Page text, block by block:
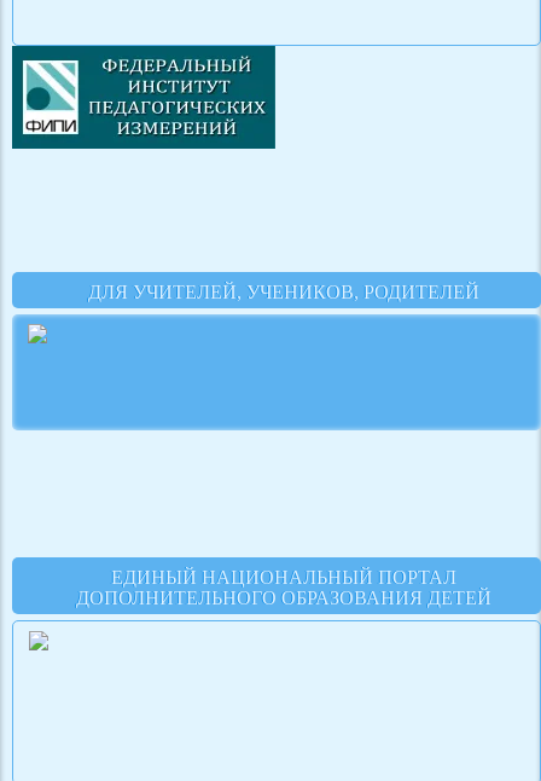
ДЛЯ УЧИТЕЛЕЙ, УЧЕНИКОВ, РОДИТЕЛЕЙ
ЕДИНЫЙ НАЦИОНАЛЬНЫЙ ПОРТАЛ
ДОПОЛНИТЕЛЬНОГО ОБРАЗОВАНИЯ ДЕТЕЙ